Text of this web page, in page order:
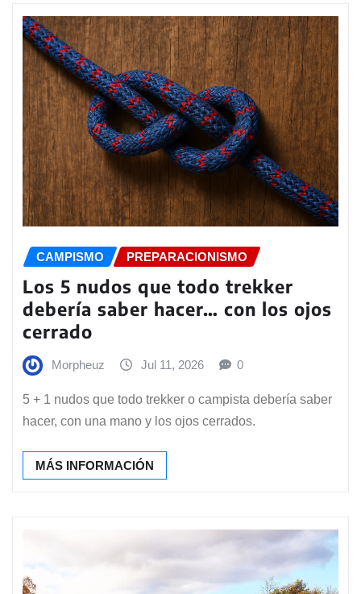
CAMPISMO PREPARACIONISMO
Los 5 nudos que todo trekker
debería saber hacer… con los ojos
cerrado
Morpheuz Jul 11, 2026 0
5 + 1 nudos que todo trekker o campista debería saber
hacer, con una mano y los ojos cerrados.
MÁS INFORMACIÓN